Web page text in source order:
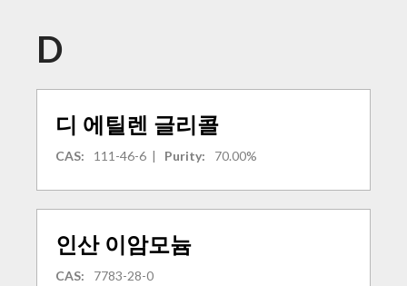
D
디 에틸렌 글리콜
CAS: 111-46-6 | Purity: 70.00%
인산 이암모늄
CAS: 7783-28-0